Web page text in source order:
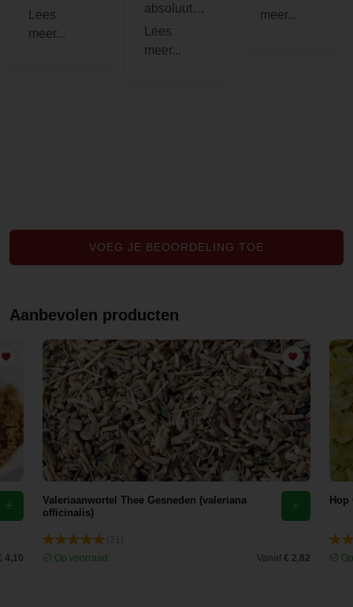
rustgevend!
absoluut
tevreden!
ak. Maar
VOEG JE BEOORDELING TOE
Aanbevolen producten
4,10
Valeriaanwortel Thee Gesneden (valeriana
officinalis)
Op voorraad
Vanaf € 2,82